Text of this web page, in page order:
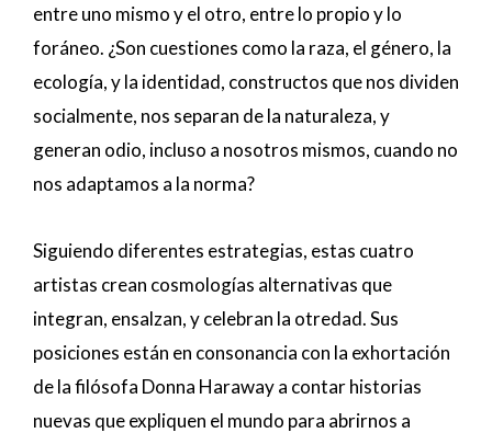
entre uno mismo y el otro, entre lo propio y lo
foráneo. ¿Son cuestiones como la raza, el género, la
ecología, y la identidad, constructos que nos dividen
socialmente, nos separan de la naturaleza, y
generan odio, incluso a nosotros mismos, cuando no
nos adaptamos a la norma?
Siguiendo diferentes estrategias, estas cuatro
artistas crean cosmologías alternativas que
integran, ensalzan, y celebran la otredad. Sus
posiciones están en consonancia con la exhortación
de la filósofa Donna Haraway a contar historias
nuevas que expliquen el mundo para abrirnos a